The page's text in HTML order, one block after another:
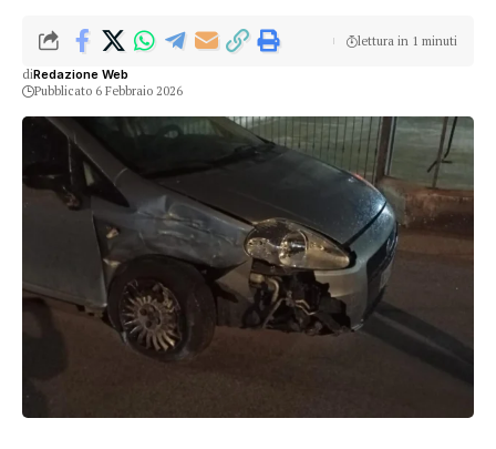
diRedazione Web
Pubblicato 6 Febbraio 2026
lettura in 1 minuti